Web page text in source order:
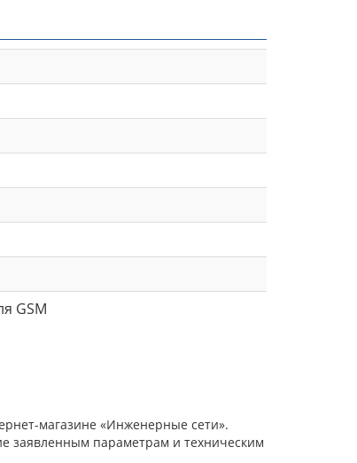
GSM
магазине «Инженерные сети».
заявленным параметрам и техническим